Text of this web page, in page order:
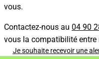
vous.
Contactez-nous au 04 90
vous la compatibilité entre
Je souhaite recevoir une